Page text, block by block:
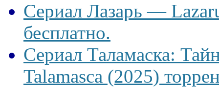
Сериал Лазарь —
бесплатно.
Сериал Таламаска:
Talamasca (2025)